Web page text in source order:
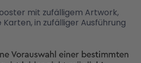
mit zufälligem Artwork,
Karten, in zufälliger Ausführung